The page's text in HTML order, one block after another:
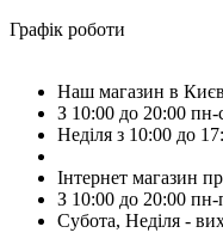
Графік роботи
Наш магазин в
З 10:00 до 20:00 пн-
Неділя з 10:00 до
Інтернет магазин
З 10:00 до 20:00 пн-
Субота, Неділя -